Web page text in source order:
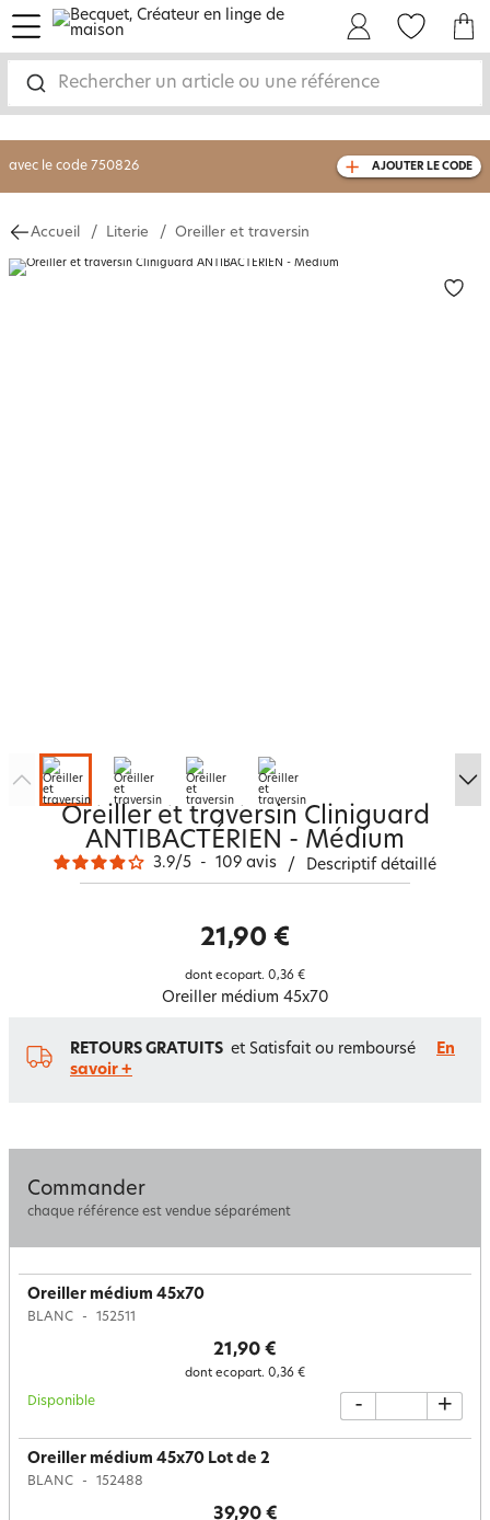
Rechercher un article ou une référence
menu
-30% sur votre commandedès 2 articles
livraison GRATUITEdès 110€ d'achat
avec le code 750826 AJOUTER LE CODE
Accueil Literie Oreiller et traversin
Oreiller et traversin Cliniguard
ANTIBACTÉRIEN - Médium
3.9/5 - 109 avis / Descriptif détaillé
21,90 €
dont ecopart. 0,36 €
Oreiller médium 45x70
RETOURS GRATUITS et Satisfait ou remboursé
En
savoir +
Commander
chaque référence est vendue séparément
Oreiller médium 45x70
BLANC 152511
21,90 €
dont ecopart. 0,36 €
Disponible - +
Oreiller médium 45x70 Lot de 2
BLANC 152488
39,90 €